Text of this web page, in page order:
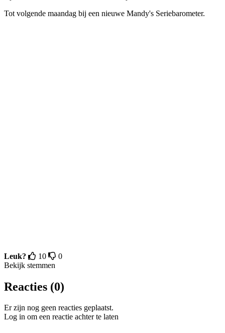
Tot volgende maandag bij een nieuwe Mandy's Seriebarometer.
Leuk? 10
0
Bekijk stemmen
Reacties (0)
Er zijn nog geen reacties geplaatst.
Log in om een reactie achter te laten